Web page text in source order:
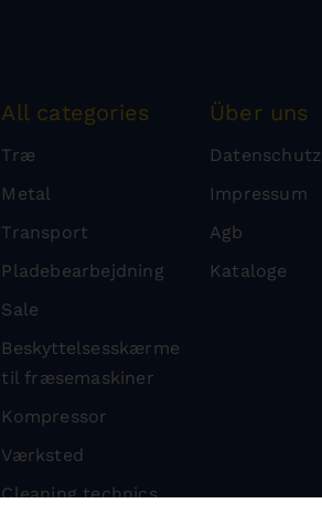
All categories
Træ
Metal
Transport
Pladebearbejdning
Sale
Beskyttelsesskærme
til fræsemaskiner
Kompressor
Værksted
Cleaning technics
Über uns
Datenschutz
Impressum
Agb
Kataloge